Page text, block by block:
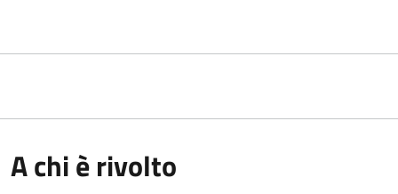
A chi è rivolto